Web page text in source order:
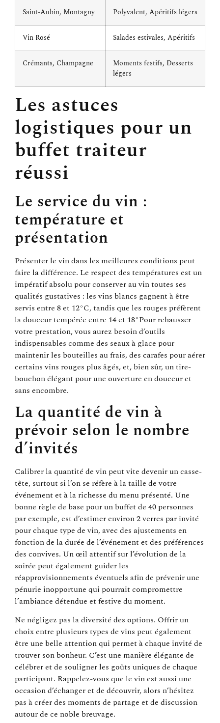
Saint-Aubin, Montagny Polyvalent, Apéritifs légers
Vin Rosé Salades estivales, Apéritifs
Crémants, Champagne
Moments festifs, Desserts
légers
Les astuces
logistiques pour un
buffet traiteur
réussi
Le service du vin :
température et
présentation
Présenter le vin dans les meilleures conditions peut
faire la différence. Le respect des températures est un
impératif absolu pour conserver au vin toutes ses
qualités gustatives : les vins blancs gagnent à être
servis entre 8 et 12°C, tandis que les rouges préfèrent
la douceur tempérée entre 14 et 18°Pour rehausser
votre prestation, vous aurez besoin d’outils
indispensables comme des seaux à glace pour
maintenir les bouteilles au frais, des carafes pour aérer
certains vins rouges plus âgés, et, bien sûr, un tire-
bouchon élégant pour une ouverture en douceur et
sans encombre.
La quantité de vin à
prévoir selon le nombre
d’invités
Calibrer la quantité de vin peut vite devenir un casse-
tête, surtout si l’on se réfère à la taille de votre
événement et à la richesse du menu présenté. Une
bonne règle de base pour un buffet de 40 personnes
par exemple, est d’estimer environ 2 verres par invité
pour chaque type de vin, avec des ajustements en
fonction de la durée de l’événement et des préférences
des convives. Un œil attentif sur l’évolution de la
soirée peut également guider les
réapprovisionnements éventuels afin de prévenir une
pénurie inopportune qui pourrait compromettre
l’ambiance détendue et festive du moment.
Ne négligez pas la diversité des options. Offrir un
choix entre plusieurs types de vins peut également
être une belle attention qui permet à chaque invité de
trouver son bonheur. C’est une manière élégante de
célébrer et de souligner les goûts uniques de chaque
participant. Rappelez-vous que le vin est aussi une
occasion d’échanger et de découvrir, alors n’hésitez
pas à créer des moments de partage et de discussion
autour de ce noble breuvage.